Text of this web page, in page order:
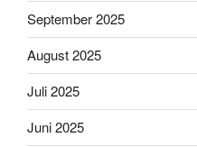
September 2025
August 2025
Juli 2025
Juni 2025